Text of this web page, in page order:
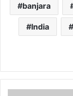
banjara
India